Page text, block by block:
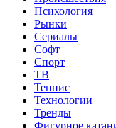
Психология
Рынки
Сериалы
Софт
Спорт
ТВ
Теннис
Технологии
Тренды
Фигурное